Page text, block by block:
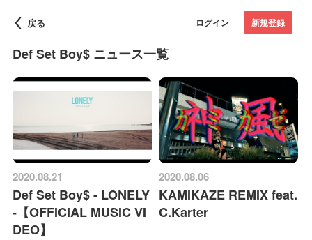
戻る ログイン 新規登録
Def Set Boy$ ニュース一覧
2020.08.21
Def Set Boy$ - LONELY
-【OFFICIAL MUSIC VI
DEO】
2020.08.06
KAMIKAZE REMIX feat.
C.Karter